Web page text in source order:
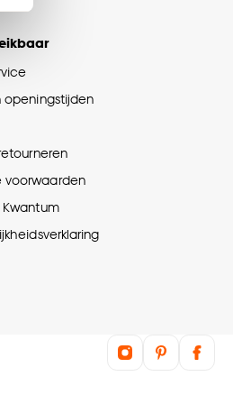
openingstijden
voorwaarden
Kwantum